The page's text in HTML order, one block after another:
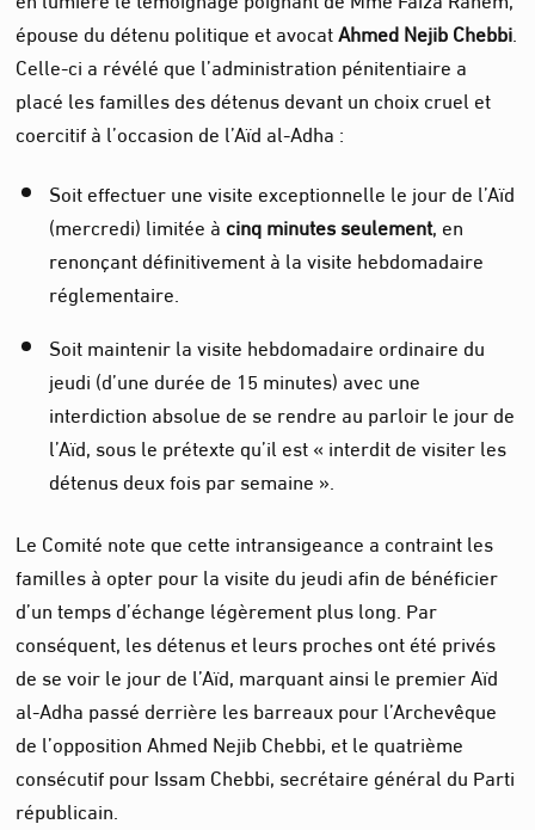
épouse du détenu politique et avocatAhmed Nejib Chebbi.
Celle-ci a révélé que l’administration pénitentiaire a
placé les familles des détenus devant un choix cruel et
coercitif à l’occasion de l’Aïd al-Adha :
Soit effectuer une visite exceptionnelle le jour de l’Aïd
(mercredi) limitée àcinq minutes seulement, en
renonçant définitivement à la visite hebdomadaire
réglementaire.
Soit maintenir la visite hebdomadaire ordinaire du
jeudi (d’une durée de 15 minutes) avec une
interdiction absolue de se rendre au parloir le jour de
l’Aïd, sous le prétexte qu’il est « interdit de visiter les
détenus deux fois par semaine ».
Le Comité note que cette intransigeance a contraint les
familles à opter pour la visite du jeudi afin de bénéficier
d’un temps d’échange légèrement plus long. Par
conséquent, les détenus et leurs proches ont été privés
de se voir le jour de l’Aïd, marquant ainsi le premier Aïd
al-Adha passé derrière les barreaux pour l’Archevêque
de l’opposition Ahmed Nejib Chebbi, et le quatrième
consécutif pour Issam Chebbi, secrétaire général du Parti
républicain.